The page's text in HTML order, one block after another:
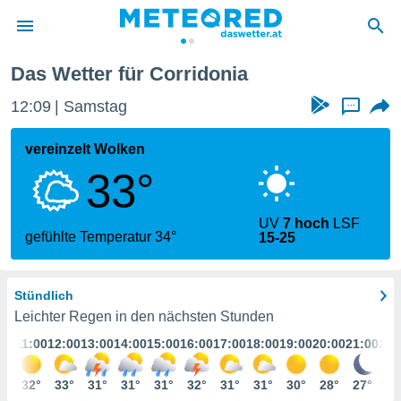
wurde
dass
sind.
diese
Das Wetter für Corridonia
12:09 Samstag ...
vereinzelt Wolken
33°
gefühlte Temperatur 34°
UV7 hoch LSF
15-25
Stündlich
Leichter Regen in den nächsten Stunden
11:00
32°
12:00
33°
13:00
31°
14:00
31°
15:00
31°
16:00
32°
17:00
31°
18:00
31°
19:00
30°
20:00
28°
21:00
27°